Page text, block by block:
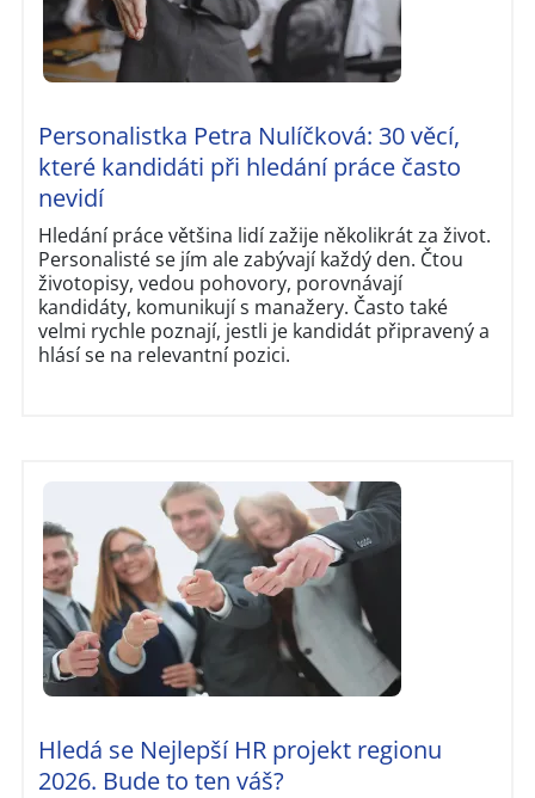
Personalistka Petra Nulíčková: 30 věcí,
které kandidáti při hledání práce často
nevidí
Hledání práce většina lidí zažije několikrát za život.
Personalisté se jím ale zabývají každý den. Čtou
životopisy, vedou pohovory, porovnávají
kandidáty, komunikují s manažery. Často také
velmi rychle poznají, jestli je kandidát připravený a
hlásí se na relevantní pozici.
Hledá se Nejlepší HR projekt regionu
2026. Bude to ten váš?